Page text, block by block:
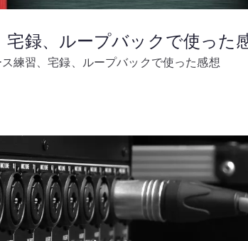
録、ループバックで使った
練習、宅録、ループバックで使った感想